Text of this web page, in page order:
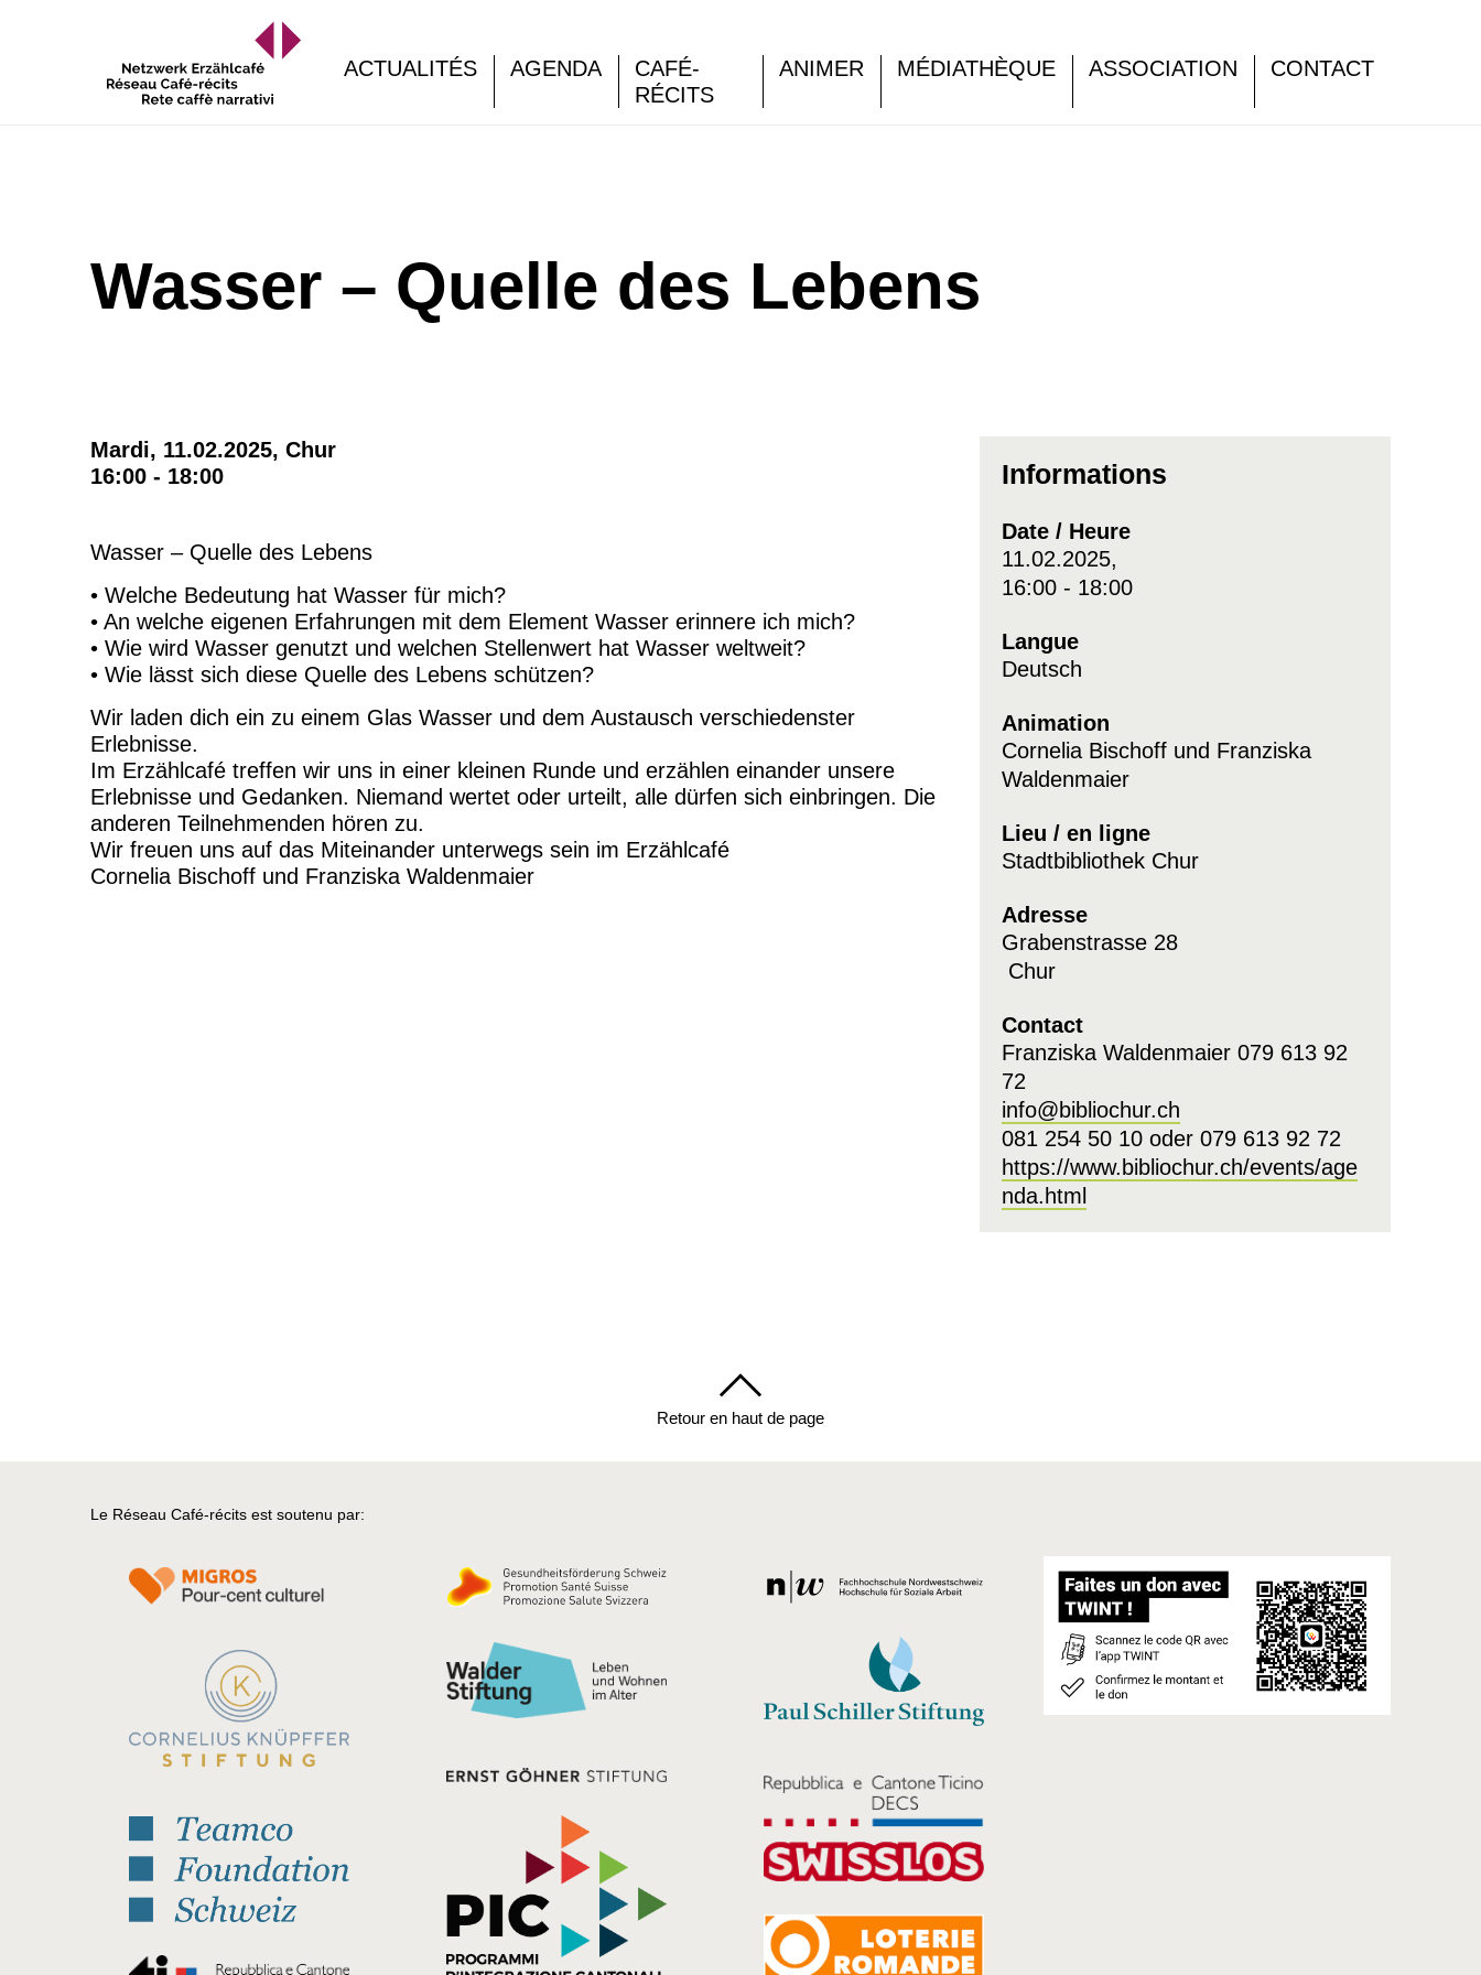
ACTUALITÉS AGENDA
CAFÉ-
RÉCITS
ANIMER MÉDIATHÈQUE ASSOCIATION CONTACT
Wasser – Quelle des Lebens
Mardi, 11.02.2025, Chur
16:00 - 18:00
Wasser – Quelle des Lebens
• Welche Bedeutung hat Wasser für mich?
• An welche eigenen Erfahrungen mit dem Element Wasser erinnere ich mich?
• Wie wird Wasser genutzt und welchen Stellenwert hat Wasser weltweit?
• Wie lässt sich diese Quelle des Lebens schützen?
Wir laden dich ein zu einem Glas Wasser und dem Austausch verschiedenster
Erlebnisse.
Im Erzählcafé treffen wir uns in einer kleinen Runde und erzählen einander unsere
Erlebnisse und Gedanken. Niemand wertet oder urteilt, alle dürfen sich einbringen. Die
anderen Teilnehmenden hören zu.
Wir freuen uns auf das Miteinander unterwegs sein im Erzählcafé
Cornelia Bischoff und Franziska Waldenmaier
Informations
Date / Heure
11.02.2025,
16:00 - 18:00
Langue
Deutsch
Animation
Cornelia Bischoff und Franziska
Waldenmaier
Lieu / en ligne
Stadtbibliothek Chur
Adresse
Grabenstrasse 28
Chur
Contact
Franziska Waldenmaier 079 613 92
72
info@bibliochur.ch
081 254 50 10 oder 079 613 92 72
https://www.bibliochur.ch/events/age
nda.html
Retour en haut de page
Le Réseau Café-récits est soutenu par: